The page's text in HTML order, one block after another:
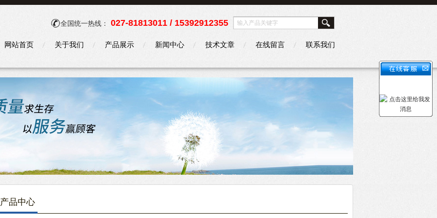
全国统一热线： 027-81813011 / 15392912355
网站首页 关于我们 产品展示 新闻中心 技术文章 在线留言 联系我们
产品中心